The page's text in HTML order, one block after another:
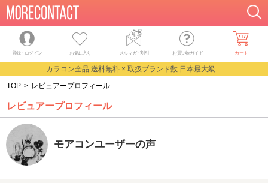
登録・ログイン お気に入り メルマガ・割引 お買い物ガイド カート
カラコン全品 送料無料 × 取扱ブランド数 日本最大級
TOP > レビュアープロフィール
レビュアープロフィール
モアコンユーザーの声